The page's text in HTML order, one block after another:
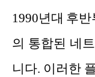
1990년대 후
의 통합된 네
니다. 이러한